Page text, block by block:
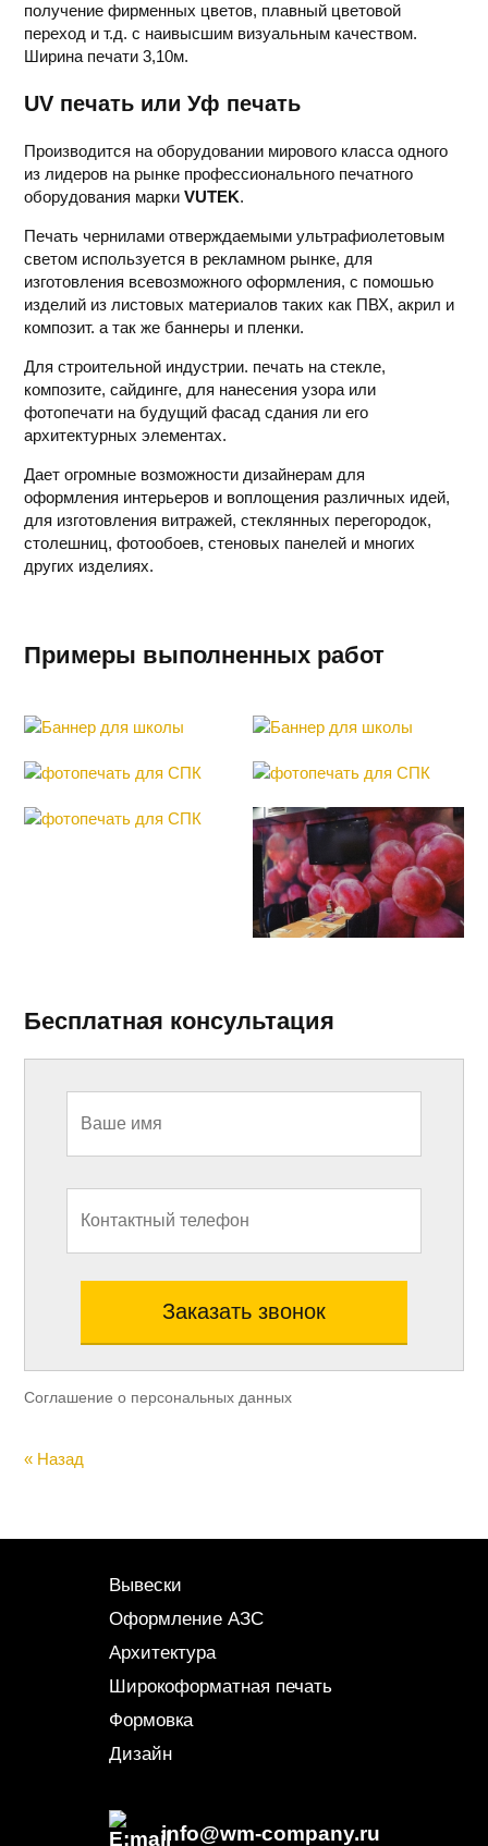
получение фирменных цветов, плавный цветовой
переход и т.д. с наивысшим визуальным качеством.
Ширина печати 3,10м.
UV печать или Уф печать
Производится на оборудовании мирового класса одного
из лидеров на рынке профессионального печатного
оборудования маркиVUTEK.
Печать чернилами отверждаемыми ультрафиолетовым
светом используется в рекламном рынке, для
изготовления всевозможного оформления, с помошью
изделий из листовых материалов таких как ПВХ, акрил и
композит. а так же баннеры и пленки.
Для строительной индустрии. печать на стекле,
композите, сайдинге, для нанесения узора или
фотопечати на будущий фасад сдания ли его
архитектурных элементах.
Дает огромные возможности дизайнерам для
оформления интерьеров и воплощения различных идей,
для изготовления витражей, стеклянных перегородок,
столешниц, фотообоев, стеновых панелей и многих
других изделиях.
Примеры выполненных работ
Бесплатная консультация
Соглашение о персональных данных
« Назад
Вывески
Оформление АЗС
Архитектура
Широкоформатная печать
Формовка
Дизайн
info@wm-company.ru